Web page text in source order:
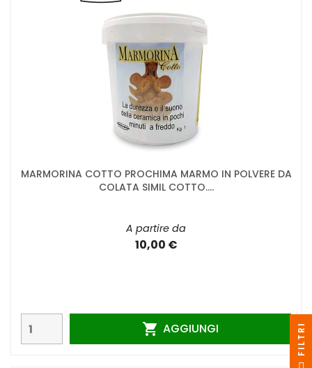
MARMORINA COTTO PROCHIMA MARMO IN POLVERE DA
COLATA SIMIL COTTO....
A partire da
10,00 €
 AGGIUNGI I